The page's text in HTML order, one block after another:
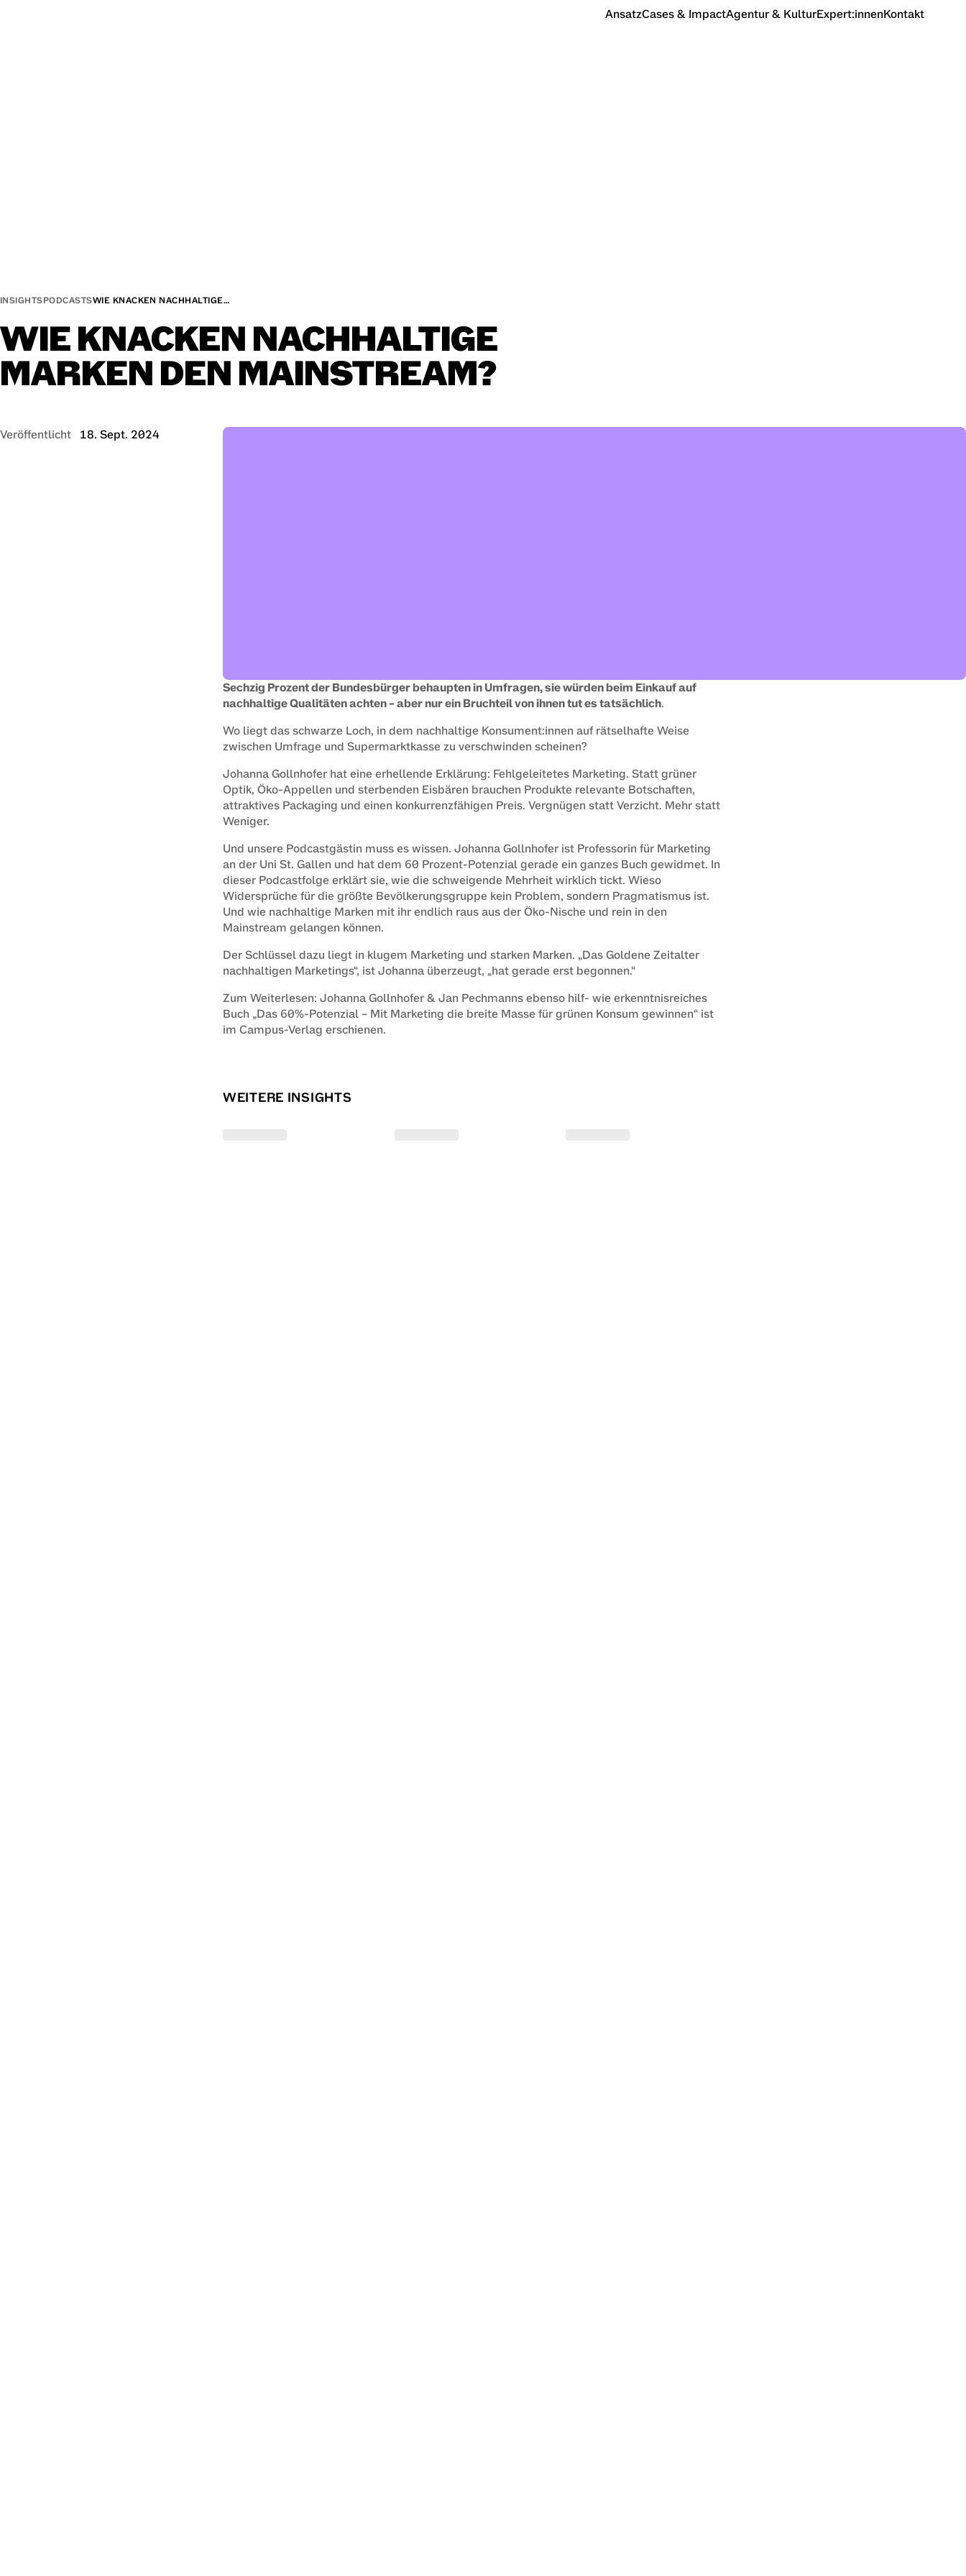
AnsatzCases & ImpactAgentur & KulturExpert:innenKontakt
INSIGHTSPODCASTSWIE KNACKEN NACHHALTIGE…
WIEKNACKENNACHHALTIGE
MARKENDENMAINSTREAM?
Veröffentlicht 18. Sept. 2024
Sechzig Prozent der Bundesbürger behaupten in Umfragen, sie würden beim Einkauf auf
nachhaltige Qualitäten achten – aber nur ein Bruchteil von ihnen tut es tatsächlich.
Wo liegt das schwarze Loch, in dem nachhaltige Konsument:innen auf rätselhafte Weise
zwischen Umfrage und Supermarktkasse zu verschwinden scheinen?
Johanna Gollnhofer hat eine erhellende Erklärung: Fehlgeleitetes Marketing. Statt grüner
Optik, Öko-Appellen und sterbenden Eisbären brauchen Produkte relevante Botschaften,
attraktives Packaging und einen konkurrenzfähigen Preis. Vergnügen statt Verzicht. Mehr statt
Weniger.
Und unsere Podcastgästin muss es wissen. Johanna Gollnhofer ist Professorin für Marketing
an der Uni St. Gallen und hat dem 60 Prozent-Potenzial gerade ein ganzes Buch gewidmet. In
dieser Podcastfolge erklärt sie, wie die schweigende Mehrheit wirklich tickt. Wieso
Widersprüche für die größte Bevölkerungsgruppe kein Problem, sondern Pragmatismus ist.
Und wie nachhaltige Marken mit ihr endlich raus aus der Öko-Nische und rein in den
Mainstream gelangen können.
Der Schlüssel dazu liegt in klugem Marketing und starken Marken. „Das Goldene Zeitalter
nachhaltigen Marketings“, ist Johanna überzeugt, „hat gerade erst begonnen.“
Zum Weiterlesen: Johanna Gollnhofer & Jan Pechmanns ebenso hilf- wie erkenntnisreiches
Buch „Das 60%-Potenzial – Mit Marketing die breite Masse für grünen Konsum gewinnen“ ist
im Campus-Verlag erschienen.
WEITERE INSIGHTS